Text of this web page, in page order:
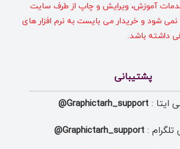
آموزش، ویرایش و چاپ از طرف سایت
شود و خریدار می بایست به نرم افزار های
داشته باشد.
پشتیبانی
ایتا : Graphictarh_support@
تلگرام :Graphictarh_support@